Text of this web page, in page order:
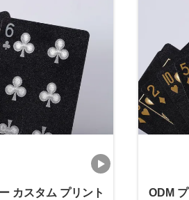
カスタム プリント
ODM